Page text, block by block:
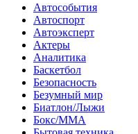
Автособытия
Автоспорт
Автоэксперт
Актеры
Аналитика
Баскетбол
Безопасность
Безумный мир
Биатлон/Лыжи
Бокс/MMA